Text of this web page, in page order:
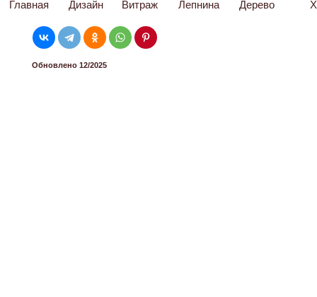
Главная Дизайн Витраж Лепнина Дерево
Обновлено 12/2025